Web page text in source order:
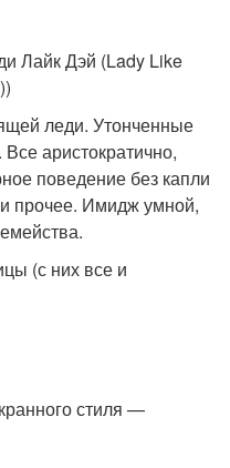
Лайк Дэй (Lady Like
леди. Утонченные
аристократично,
поведение без капли
и прочее. Имидж умной,
(с них все и
стиля —